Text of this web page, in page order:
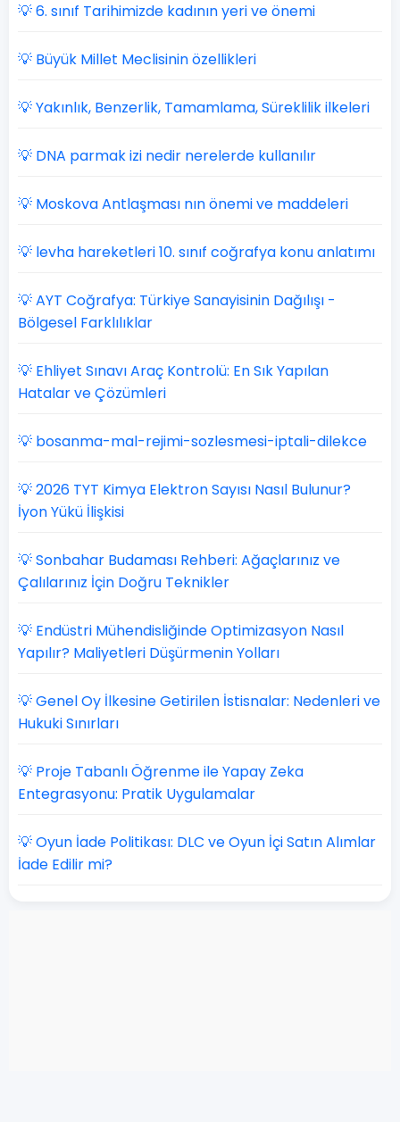
💡 6. sınıf Tarihimizde kadının yeri ve önemi
💡 Büyük Millet Meclisinin özellikleri
💡 Yakınlık, Benzerlik, Tamamlama, Süreklilik ilkeleri
💡 DNA parmak izi nedir nerelerde kullanılır
💡 Moskova Antlaşması nın önemi ve maddeleri
💡 levha hareketleri 10. sınıf coğrafya konu anlatımı
💡 AYT Coğrafya: Türkiye Sanayisinin Dağılışı -
Bölgesel Farklılıklar
💡 Ehliyet Sınavı Araç Kontrolü: En Sık Yapılan
Hatalar ve Çözümleri
💡 bosanma-mal-rejimi-sozlesmesi-iptali-dilekce
💡 2026 TYT Kimya Elektron Sayısı Nasıl Bulunur?
İyon Yükü İlişkisi
💡 Sonbahar Budaması Rehberi: Ağaçlarınız ve
Çalılarınız İçin Doğru Teknikler
💡 Endüstri Mühendisliğinde Optimizasyon Nasıl
Yapılır? Maliyetleri Düşürmenin Yolları
💡 Genel Oy İlkesine Getirilen İstisnalar: Nedenleri ve
Hukuki Sınırları
💡 Proje Tabanlı Öğrenme ile Yapay Zeka
Entegrasyonu: Pratik Uygulamalar
💡 Oyun İade Politikası: DLC ve Oyun İçi Satın Alımlar
İade Edilir mi?